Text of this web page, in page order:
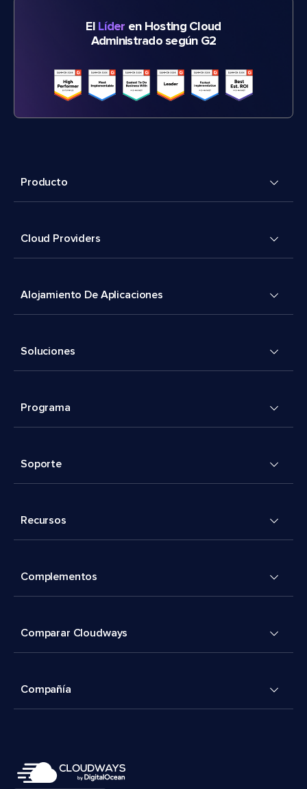
El Líder en Hosting Cloud
Administrado según G2
Producto
Cloud Providers
Alojamiento De Aplicaciones
Soluciones
Programa
Soporte
Recursos
Complementos
Comparar Cloudways
Compañía